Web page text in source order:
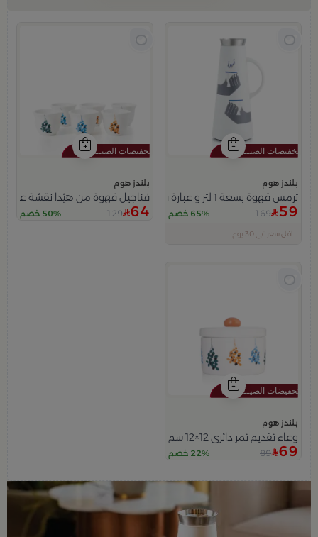
بلندز هوم
ترمس قهوة بسعة 1 لتر و عبارة قهوة من هيْدا
59
169 65% خصم
اقل سعر في 30 يوم
بلندز هوم
فناجيل قهوة من هيْدا نقشة
64
129 50% خصم
بلندز هوم
وعاء تقديم تمر دائري 12×12 سم أبيض وبرتقالي من الخزف الحجري بغطاء من هيْدا
69
89 22% خصم